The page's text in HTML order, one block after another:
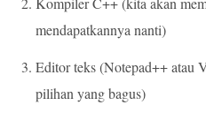
mendapatkannya nanti)
Editor teks (Notepad++ atau
pilihan yang bagus)